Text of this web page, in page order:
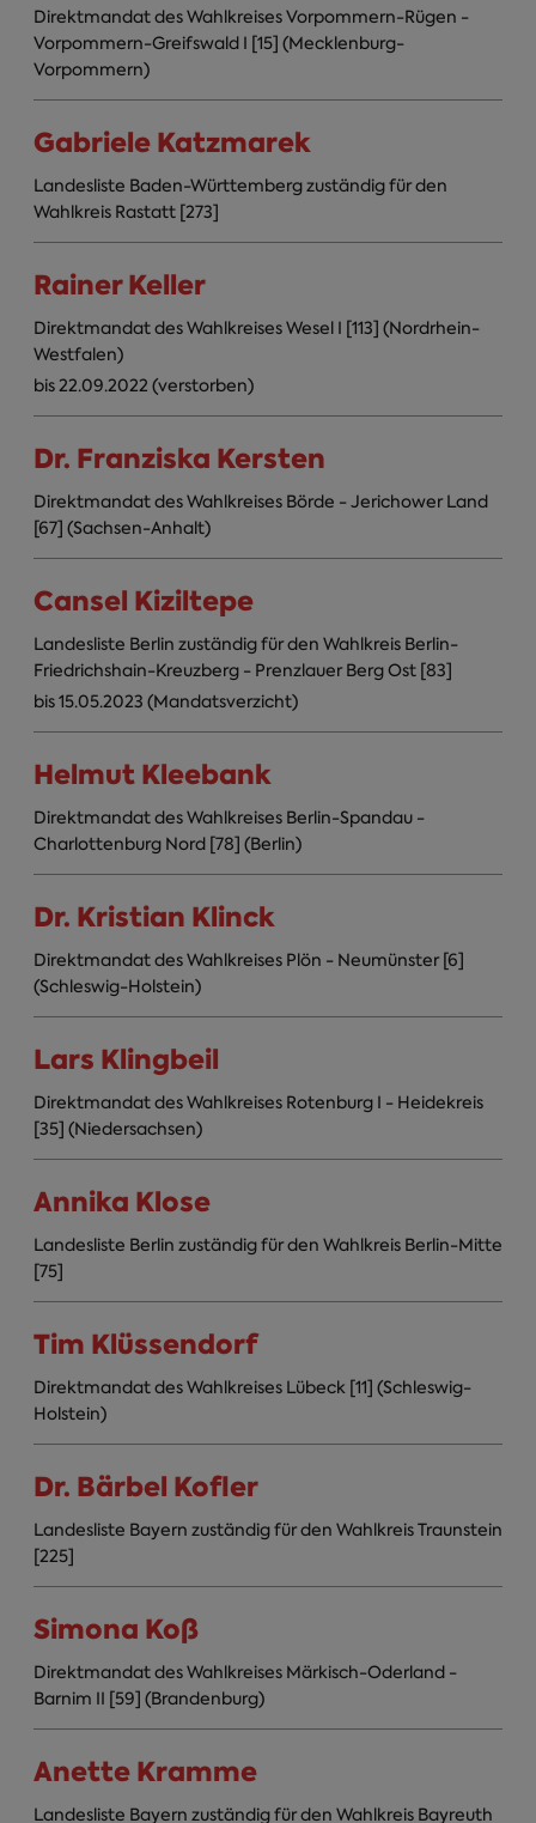
Direktmandat des Wahlkreises Vorpommern-Rügen -
Vorpommern-Greifswald I [15] (Mecklenburg-
Vorpommern)
Gabriele Katzmarek
Landesliste Baden-Württemberg zuständig für den
Wahlkreis Rastatt [273]
Rainer Keller
Direktmandat des Wahlkreises Wesel I [113] (Nordrhein-
Westfalen)
bis 22.09.2022 (verstorben)
Dr. Franziska Kersten
Direktmandat des Wahlkreises Börde - Jerichower Land
[67] (Sachsen-Anhalt)
Cansel Kiziltepe
Landesliste Berlin zuständig für den Wahlkreis Berlin-
Friedrichshain-Kreuzberg - Prenzlauer Berg Ost [83]
bis 15.05.2023 (Mandatsverzicht)
Helmut Kleebank
Direktmandat des Wahlkreises Berlin-Spandau -
Charlottenburg Nord [78] (Berlin)
Dr. Kristian Klinck
Direktmandat des Wahlkreises Plön - Neumünster [6]
(Schleswig-Holstein)
Lars Klingbeil
Direktmandat des Wahlkreises Rotenburg I - Heidekreis
[35] (Niedersachsen)
Annika Klose
Landesliste Berlin zuständig für den Wahlkreis Berlin-Mitte
[75]
Tim Klüssendorf
Direktmandat des Wahlkreises Lübeck [11] (Schleswig-
Holstein)
Dr. Bärbel Kofler
Landesliste Bayern zuständig für den Wahlkreis Traunstein
[225]
Simona Koß
Direktmandat des Wahlkreises Märkisch-Oderland -
Barnim II [59] (Brandenburg)
Anette Kramme
Landesliste Bayern zuständig für den Wahlkreis Bayreuth